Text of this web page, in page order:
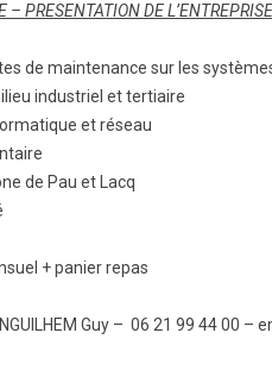
– PRESENTATION DE
de maintenance sur les
industriel et tertiaire
et réseau
de Pau et Lacq
+ panier repas
Guy – 06 21 99 44 00 –